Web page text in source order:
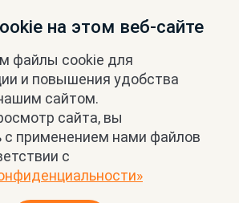
на этом веб-сайте
файлы cookie для
и повышения удобства
сайтом.
сайта, вы
с применением нами файлов
с